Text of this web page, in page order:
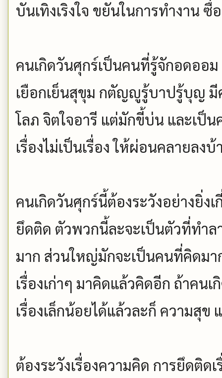
บันเทิงเริงใจ ขยันในการทำงาน ซื่
คนเกิดวันศุกร์เป็นคนที่รู้จักอดออ
เยือกเย็นสุขุม กตัญญูรู้บาปรู้บุญ
โลภ จิตใจอารี แต่มักขี้บ่น และเป็
เรื่องไม่เป็นเรื่อง ให้ผ่อนคลายลง
คนเกิดวันศุกร์นี้ต้องระวังอย่างยิ่ง
ยึดติด ตัวพวกนี้ละจะเป็นตัวที่ทำล
มาก ส่วนใหญ่มักจะเป็นคนที่คิดมา
เรื่องเก่าๆ มาคิดแล้วคิดอีก ถ้าคน
เรื่องเล็กน้อยได้แล้วละก็ ความสุข
ต้องระวังเรื่องความคิด การยึดติด